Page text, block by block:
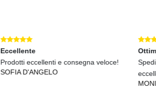
Eccellente
Prodotti eccellenti e consegna veloce!
SOFIA D'ANGELO